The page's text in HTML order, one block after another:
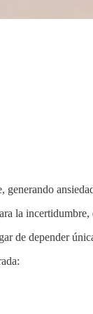
la
de depender